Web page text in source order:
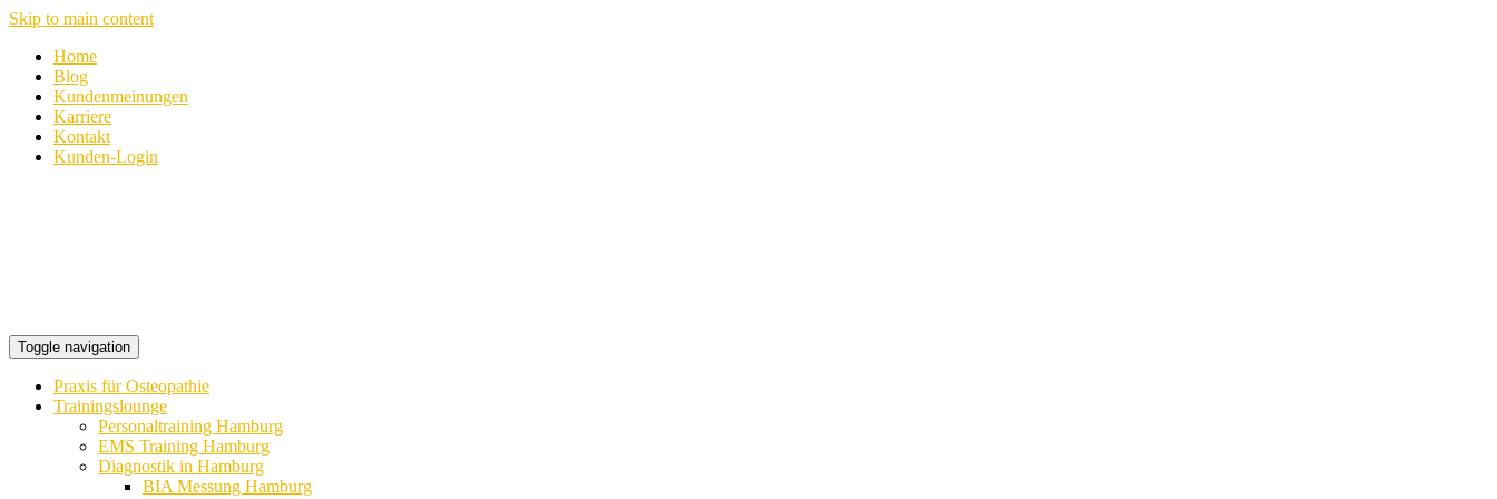
Skip to main content
Home
Blog
Kundenmeinungen
Karriere
Kontakt
Kunden-Login
Toggle navigation
Praxis für Osteopathie
Trainingslounge
Personaltraining Hamburg
EMS Training Hamburg
Diagnostik in Hamburg
BIA Messung Hamburg